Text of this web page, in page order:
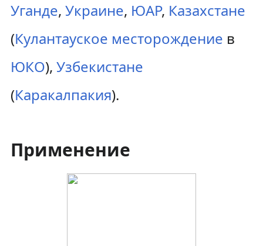
Уганде, Украине, ЮАР, Казахстане
(Кулантауское месторождение в
ЮКО), Узбекистане
(Каракалпакия).
Применение